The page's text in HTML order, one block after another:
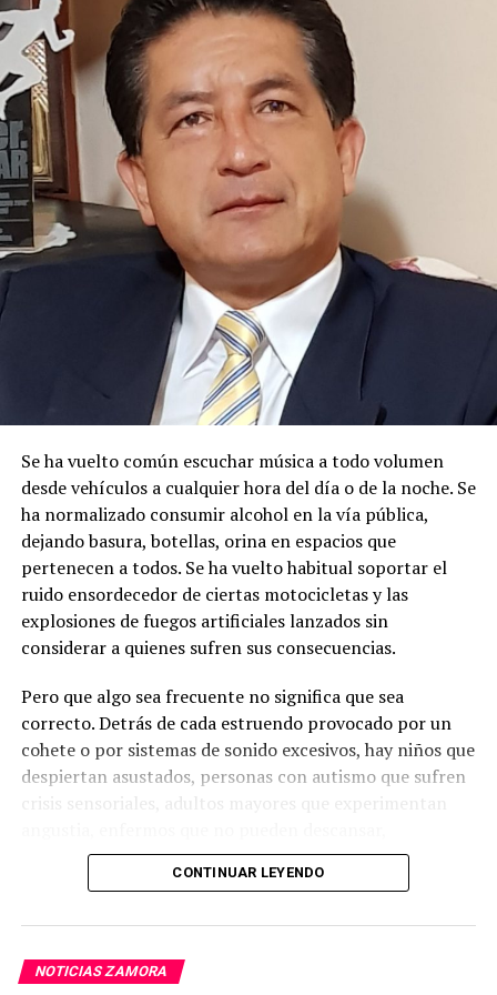
1V-QUEBRADA, CAP-4-QUEBRADA, CAP-3-
QUEBRADA, CAP-2-QUEBRADA, CAP-1-QUEBRADA
ubicada en
QUEBRADA SIN NOMBRE
parroquiaBOMBOÍZA, cantónGUALAQUIZA
provincia de MORONA SANTIAGO
Con estos antecedentes, en mi calidad de Autoridad
Única del Agua a nivel desconcentrado, se:
DISPONE:
Aceptar a trámite la solicitud de Autorización de Uso
y/o Aprovechamiento de Agua paraMINERÍA
haberse emitido el Certificado de Disponibilidad de Agua
(CDA), en cumplimiento con el artículo 23 de la Ley
Orgánica de Recursos Hídricos, Usos y Aprovechamiento
Reglamento General de Aplicación a la Ley. Por lo
expuesto, se dispone el cumplimiento de las siguientes
diligencias.
2.-Notifíquese a los señores:
MARIA ROSARIO SANCHEZ BUCLE
ANGEL BENITO CABRERA TORRES
ADRIANO MARIA ROMERO ALEMAN
LUIS CRISTOBAL UNUP NARANKAS
en su domicilio señalado en la petición inicial; y a los
usuarios desconocidos y presuntos mediante la fijación
diez días consecutivos en los parajes más concurridos
Se ha vuelto común escuchar música a todo volumen
desde vehículos a cualquier hora del día o de la noche. Se
ha normalizado consumir alcohol en la vía pública,
dejando basura, botellas, orina en espacios que
pertenecen a todos. Se ha vuelto habitual soportar el
ruido ensordecedor de ciertas motocicletas y las
explosiones de fuegos artificiales lanzados sin
considerar a quienes sufren sus consecuencias.
Pero que algo sea frecuente no significa que sea
correcto. Detrás de cada estruendo provocado por un
cohete o por sistemas de sonido excesivos, hay niños que
despiertan asustados, personas con autismo que sufren
crisis sensoriales, adultos mayores que experimentan
estudiantes que no logran concentrarse y animales que
viven momentos de verdadero terror.
Los fuegos artificiales no solo producen ruido. También
provocan lesiones, contaminación del aire, incendios y
graves afectaciones emocionales y físicas. Miles de
CONTINUAR LEYENDO
NOTICIAS ZAMORA